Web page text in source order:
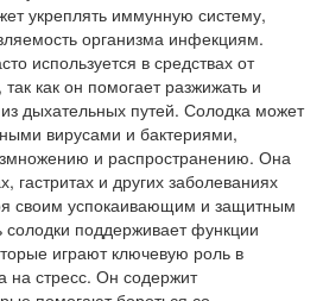
укреплять иммунную систему,
организма инфекциям.
используется в средствах от
как он помогает разжижать и
дыхательных путей. Солодка может
вирусами и бактериями,
и распространению. Она
гастритах и других заболеваниях
своим успокаивающим и защитным
солодки поддерживает функции
играют ключевую роль в
на стресс. Он содержит